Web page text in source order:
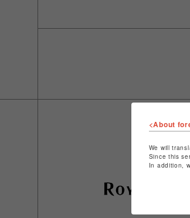
<About
We will
Since this
In addition,